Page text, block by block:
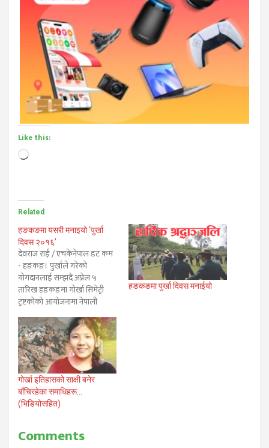
Like this:
Loading…
Related
हङकङमा यसरी मनाइयो ‘पुर्खा
दिवस २०१६’
देवराज राई / एचकेनेपाल डट कम
- हङकङ। पुर्खाले गरेको
योगदानलाई सम्झदैं अप्रेल ५
तारिख हङकङमा गोर्खा सिमेट्री
ट्रष्टकोको आयोजनामा नेपाली
अल्पसंख्यक समुदाय एवं स्थानीय
चिनियाहरुको सहभागितामा
सानटिनस्थित गोर्खा सिमेट्री
पुर्खादिवस २०१६ सम्पन्न भएको छ।
गएको वर्षहरु जस्तै व्यवस्थित
रुपमा आयोजित कार्यक्रममा
अस्थायी रुपमा निर्माण गरिएको
स्तम्भमा पुष्प गुच्छा अर्पण…
हङकङमा पुर्खा दिवस मनाईयो
गोर्खा इतिहासको साक्षी बनेर
बाँचिरहेका समाधिहरू…
(भिडियोसहित)
Comments